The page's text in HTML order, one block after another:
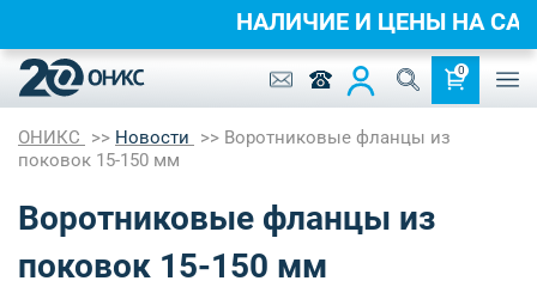
0
ОНИКС Новости
Воротниковые фланцы из
поковок 15-150 мм
Воротниковые фланцы из
поковок 15-150 мм
НАЛИЧИЕ И ЦЕНЫ НА